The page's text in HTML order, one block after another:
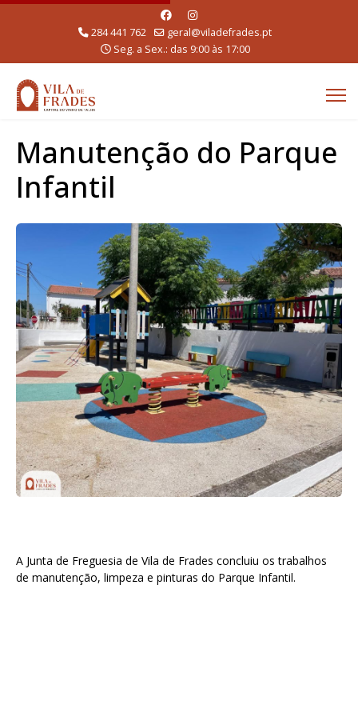
284 441 762
geral@viladefrades.pt
Seg. a Sex.: das 9:00 às 17:00
Manutenção do Parque
Infantil
A Junta de Freguesia de Vila de Frades concluiu os trabalhos
de manutenção, limpeza e pinturas do Parque Infantil.